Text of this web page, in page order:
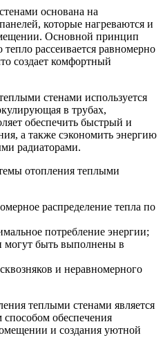
основана на
которые нагреваются и
Основной принцип
рассеивается равномерно
создает комфортный
стенами используется
в трубах,
обеспечить быстрый и
а также сэкономить энергию
радиаторами.
отопления теплыми
распределение тепла по
потребление энергии;
могут быть выполнены в
и неравномерного
теплыми стенами является
обеспечения
и создания уютной